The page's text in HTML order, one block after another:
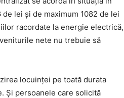
lei și de maximum 1082 de lei
racordate la energie electrică,
nete nu trebuie să
locuinței pe toată durata
Și persoanele care solicită